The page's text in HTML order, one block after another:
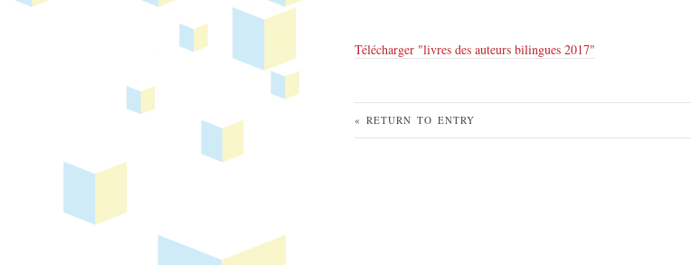
Télécharger "livres des auteurs bilingues 2017"
« RETURN TO ENTRY